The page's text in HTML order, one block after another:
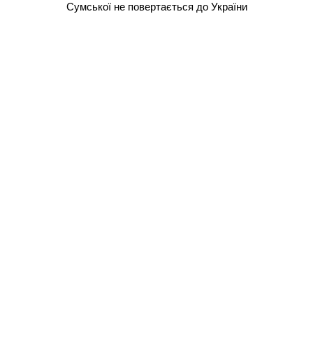
Сумської не повертається до України